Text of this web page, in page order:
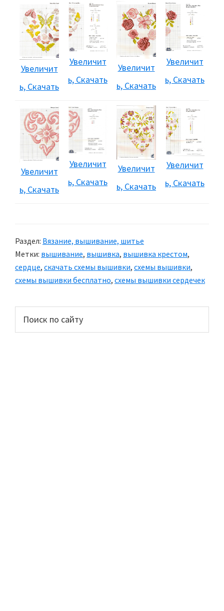
Увеличит
ь, Скачать
Увеличит
ь, Скачать
Увеличит
ь, Скачать
Увеличит
ь, Скачать
Увеличит
ь, Скачать
Увеличит
ь, Скачать
Увеличит
ь, Скачать
Увеличит
ь, Скачать
Раздел: Вязание, вышивание, шитье
Метки: вышивание, вышивка, вышивка крестом,
сердце, скачать схемы вышивки, схемы вышивки,
схемы вышивки бесплатно, схемы вышивки сердечек
Основной
сайдбар